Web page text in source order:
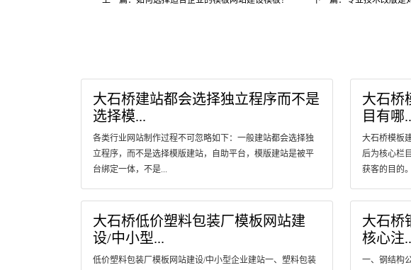
大石桥建站都会选择独立程序而不是
选择模...
各类行业网站制作过程不可忽略如下：一般建站都会选择独
立程序，而不是选择模版建站，自助平台，模版建站是被平
台绑定一体，不是...
大石桥
目有哪
大石桥模板
后为核心栏
获客的目的
大石桥低价塑料包装厂模板网站建
设/中小型...
低价塑料包装厂模板网站建设/中小型企业建站一、塑料包装
大石桥
核心注
一、钢结构